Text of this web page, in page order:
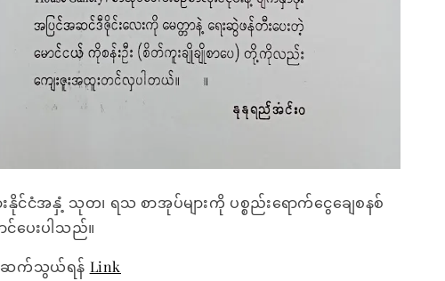
နိုင်ငံအနှံ့ သုတ၊ ရသ စာအုပ်များကို ပစ္စည်းရောက်ငွေချေစနစ်
င်ပေးပါသည်။
ဆက်သွယ်ရန် Link